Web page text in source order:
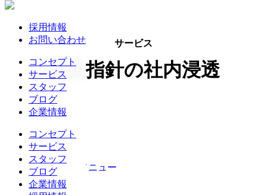
採用情報
お問い合わせ
コンセプト
サービス
スタッフ
ブログ
企業情報
コンセプト
サービス
スタッフ
ブログ
企業情報
サービス
行動指針の社内浸透
特長
サービスメニュー
対象